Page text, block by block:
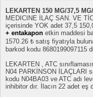
LEKARTEN 150 MG/37,5
MEDICINE İLAÇ SAN. VE
içerisinde YOK adet 37,5
+ entakapon etkin maddesi
1570.26 ₺ satış fiyatıyla
barkod kodu 8680199097115
LEKARTEN , ATC
N04 PARKİNSON İLAÇLARI
kodu N04BA03 ve ATC adı
inhibitor dır. İlacın 22 adet eş